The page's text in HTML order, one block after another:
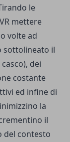
le
mettere
volte ad
sottolineato il
dei
costante
ed infine di
la
il
del contesto